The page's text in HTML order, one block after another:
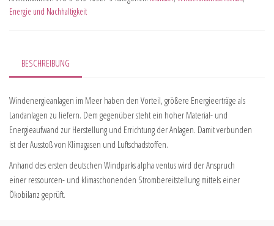
Energie und Nachhaltigkeit
BESCHREIBUNG
Windenergieanlagen im Meer haben den Vorteil, größere Energieerträge als
Landanlagen zu liefern. Dem gegenüber steht ein hoher Material- und
Energieaufwand zur Herstellung und Errichtung der Anlagen. Damit verbunden
ist der Ausstoß von Klimagasen und Luftschadstoffen.
Anhand des ersten deutschen Windparks alpha ventus wird der Anspruch
einer ressourcen- und klimaschonenden Strombereitstellung mittels einer
Ökobilanz geprüft.